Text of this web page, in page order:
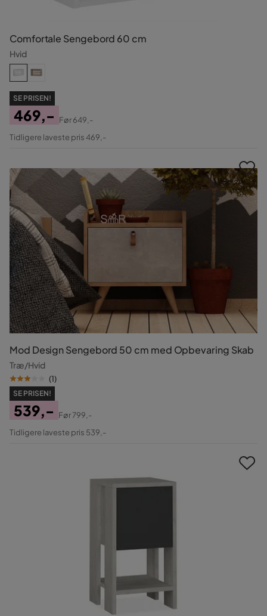
Comfortale Sengebord 60 cm
Hvid
SE PRISEN!
Pris
469,-
Original
Før649,-
Tidligere laveste pris 469,-
Mod Design Sengebord 50 cm med Opbevaring Skab
Træ/Hvid
(1)
SE PRISEN!
Pris
539,-
Original
Før799,-
Tidligere laveste pris 539,-